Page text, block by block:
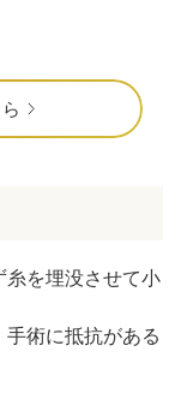
糸を埋没させて小
術に抵抗がある